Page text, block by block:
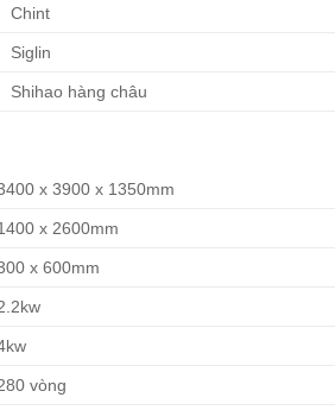
Chint
Siglin
Shihao hàng châu
x 3900 x 1350mm
x 2600mm
x 600mm
vòng